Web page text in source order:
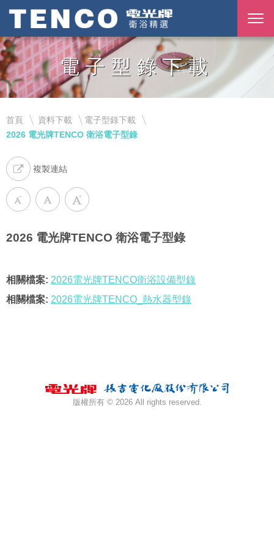
電子型錄下載
首頁 資料下載
電子型錄下載
2026 電光牌TENCO 衛浴電子型錄
複製連結
2026 電光牌TENCO 衛浴電子型錄
相關檔案: 2026電光牌TENCO衛浴設備型錄
相關檔案: 2026電光牌TENCO_熱水器型錄
版權所有 © 2026 All rights reserved.